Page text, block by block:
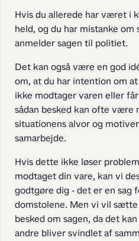
Hvis du allerede har været i
held, og du har mistanke
anmelder sagen til politiet.
Det kan også være en god
om, at du har intention om
ikke modtager varen eller
sådan besked kan ofte være
situationens alvor og
samarbejde.
Hvis dette ikke løser
modtaget din vare, kan vi
godtgøre dig - det er en sag
domstolene. Men vi vil sætte
besked om sagen, da det
andre bliver svindlet af